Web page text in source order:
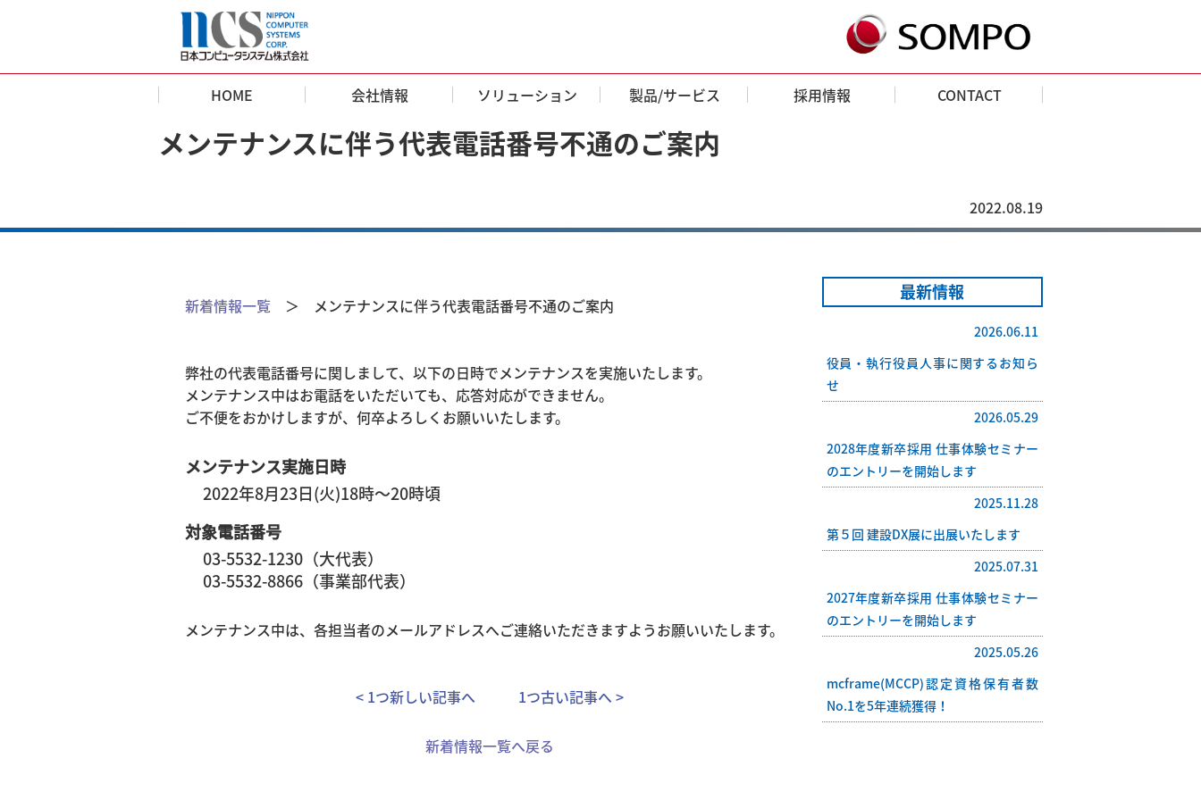
HOME 会社情報 ソリューション 製品/サービス 採用情報 CONTACT
メンテナンスに伴う代表電話番号不通のご案内
2022.08.19
新着情報一覧＞ メンテナンスに伴う代表電話番号不通のご案内
弊社の代表電話番号に関しまして、以下の日時でメンテナンスを実施いたします。
メンテナンス中はお電話をいただいても、応答対応ができません。
ご不便をおかけしますが、何卒よろしくお願いいたします。
メンテナンス実施日時
2022年8月23日(火)18時～20時頃
対象電話番号
03-5532-1230（大代表）
03-5532-8866（事業部代表）
メンテナンス中は、各担当者のメールアドレスへご連絡いただきますようお願いいたします。
< 1つ新しい記事へ 1つ古い記事へ >
新着情報一覧へ戻る
最新情報
2026.06.11
役員・執行役員人事に関するお知ら
せ
2026.05.29
2028年度新卒採用 仕事体験セミナー
のエントリーを開始します
2025.11.28
第５回 建設DX展に出展いたします
2025.07.31
2027年度新卒採用 仕事体験セミナー
のエントリーを開始します
2025.05.26
mcframe(MCCP)認定資格保有者数
No.1を5年連続獲得！